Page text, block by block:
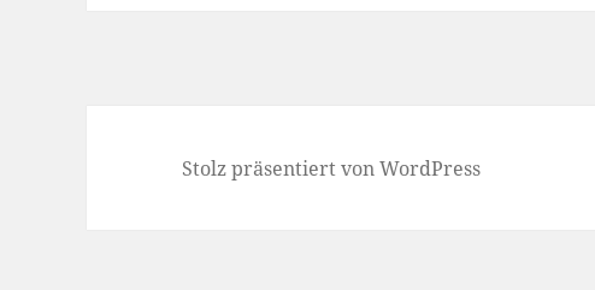
Stolz präsentiert von WordPress